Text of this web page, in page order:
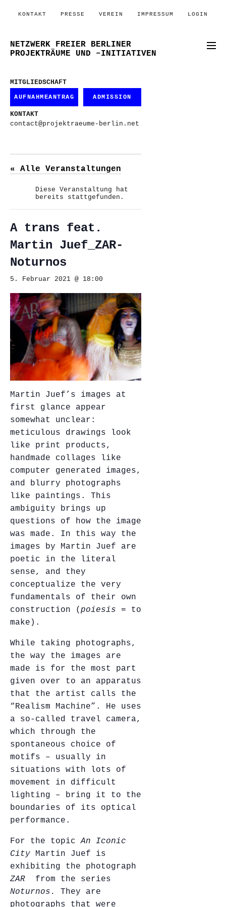
KONTAKT PRESSE VEREIN IMPRESSUM LOGIN
NETZWERK FREIER BERLINER
PROJEKTRÄUME UND –INITIATIVEN
MITGLIEDSCHAFT
AUFNAHMEANTRAG ADMISSION
KONTAKT
contact@projektraeume-berlin.net
« Alle Veranstaltungen
Diese Veranstaltung hat
bereits stattgefunden.
A trans feat.
Martin Juef_ZAR-
Noturnos
5. Februar 2021 @ 18:00
Martin Juef’s images at
first glance appear
somewhat unclear:
meticulous drawings look
like print products,
handmade collages like
computer generated images,
and blurry photographs
like paintings. This
ambiguity brings up
questions of how the image
was made. In this way the
images by Martin Juef are
poetic in the literal
sense, and they
conceptualize the very
fundamentals of their own
construction ( poiesis = to
make).
While taking photographs,
the way the images are
made is for the most part
given over to an apparatus
that the artist calls the
“Realism Machine”. He uses
a so-called travel camera,
which through the
spontaneous choice of
motifs – usually in
situations with lots of
movement in difficult
lighting – bring it to the
boundaries of its optical
performance.
For the topicAn Iconic
City Martin Juef is
exhibiting the photograph
ZAR from the series
Noturnos.
They are
photographs that were